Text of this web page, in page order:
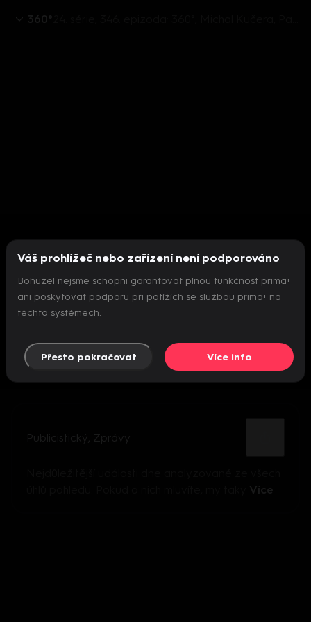
360°
Nepodařilo se inicializovat přehrávač
Publicistický Zprávy
Více
Váš prohlížeč nebo zařízení není podporováno
Bohužel nejsme schopni garantovat plnou funkčnost prima+
ani poskytovat podporu při potížích se službou prima+ na
těchto systémech.
Přesto pokračovat Více info